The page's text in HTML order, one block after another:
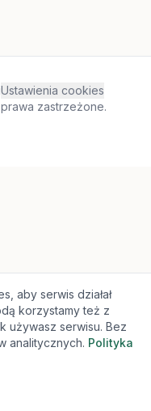
Ustawienia cookies
zastrzeżone.
aby serwis działał
korzystamy też z
używasz serwisu. Bez
analitycznych. Polityka